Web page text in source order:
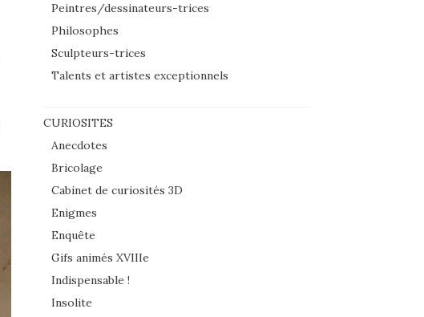
Peintres/dessinateurs-trices
Philosophes
Sculpteurs-trices
Talents et artistes exceptionnels
CURIOSITES
Anecdotes
Bricolage
Cabinet de curiosités 3D
Enigmes
Enquête
Gifs animés XVIIIe
Indispensable !
Insolite